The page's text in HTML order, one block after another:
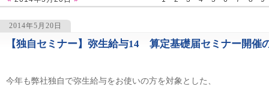
2014年5月20日
【独自セミナー】弥生給与14 算定基礎届セミナー開催
今年も弊社独自で弥生給与をお使いの方を対象とした、